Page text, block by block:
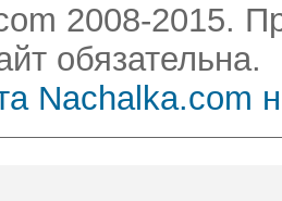
2008-2015.
обязательна.
Nachalka.com